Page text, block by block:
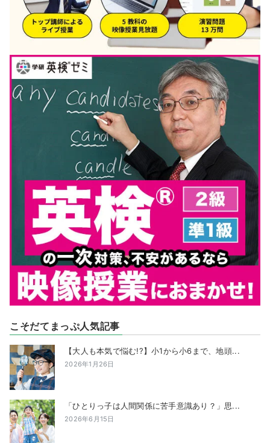
こそだてまっぷ人気記事
【大人も本気で悩む!?】小1から小6まで、地頭...
2026年1月26日
「ひとりっ子は人間関係に苦手意識あり？」思...
2026年6月15日